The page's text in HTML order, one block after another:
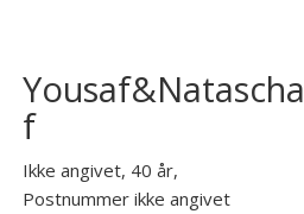
Yousaf&Natascha
f
Ikke angivet, 40 år,
Postnummer ikke angivet